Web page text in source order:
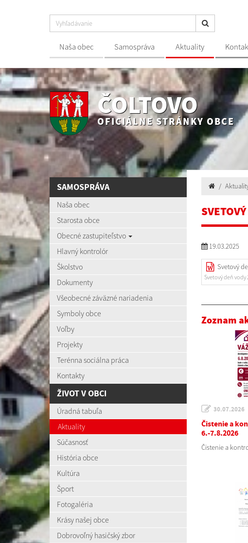
Naša obec Samospráva Aktuality
ČOLTOVO
OFICIÁLNE STRÁNKY OBCE
SAMOSPRÁVA
Naša obec
Starosta obce
Obecné zastupiteľstvo
Hlavný kontrolór
Školstvo
Dokumenty
Všeobecné záväzné nariadenia
Symboly obce
Voľby
Projekty
Terénna sociálna práca
Kontakty
ŽIVOT V OBCI
Úradná tabuľa
Aktuality
Súčasnosť
História obce
Kultúra
Šport
Fotogaléria
Krásy našej obce
Dobrovoľný hasičský zbor
19.03.2025
Svetový
Svetový deň vody
Zoznam
30.07.2026
Čistenie a
6.-7.8.2026
Čistenie a